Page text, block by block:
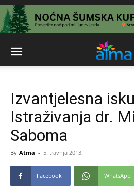
Izvantjelesna
Istraživanja dr.
Saboma
By Atma - 5. travnja 2013.
Facebook WhatsApp